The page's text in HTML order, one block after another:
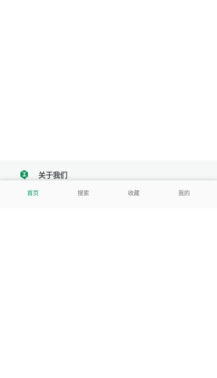
首页 搜索 收藏 我的
tencent关于我们
我们努力把每一个工具做成批量处理的产品